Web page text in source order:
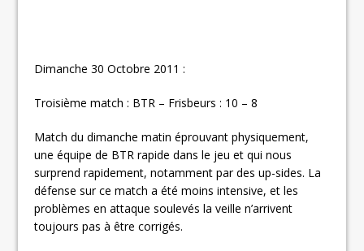
Dimanche 30 Octobre 2011 :
Troisième match : BTR – Frisbeurs : 10 – 8
Match du dimanche matin éprouvant physiquement,
une équipe de BTR rapide dans le jeu et qui nous
surprend rapidement, notamment par des up-sides. La
défense sur ce match a été moins intensive, et les
problèmes en attaque soulevés la veille n’arrivent
toujours pas à être corrigés.